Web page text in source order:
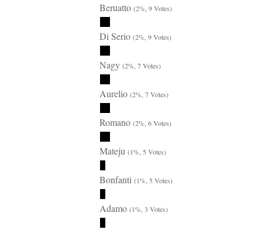
Beruatto (2%, 9 Votes)
Di Serio (2%, 9 Votes)
Nagy (2%, 7 Votes)
Aurelio (2%, 7 Votes)
Romano (2%, 6 Votes)
Mateju (1%, 5 Votes)
Bonfanti (1%, 5 Votes)
Adamo (1%, 3 Votes)